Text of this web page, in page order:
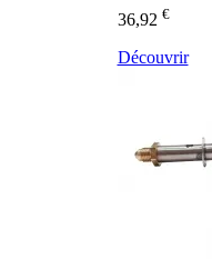
36,92 €
Découvrir